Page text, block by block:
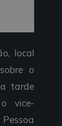
local
o
tarde
vice-